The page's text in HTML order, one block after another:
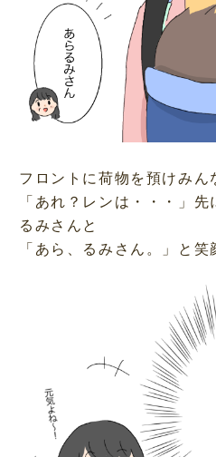
フロントに荷物を預けみん
「あれ？レンは・・・」
るみさんと
「あら、るみさん。」と笑